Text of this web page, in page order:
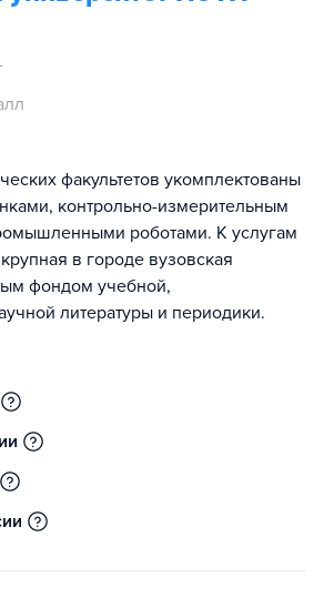
факультетов укомплектованы
контрольно-измерительным
роботами. К услугам
в городе вузовская
фондом учебной,
литературы и периодики.